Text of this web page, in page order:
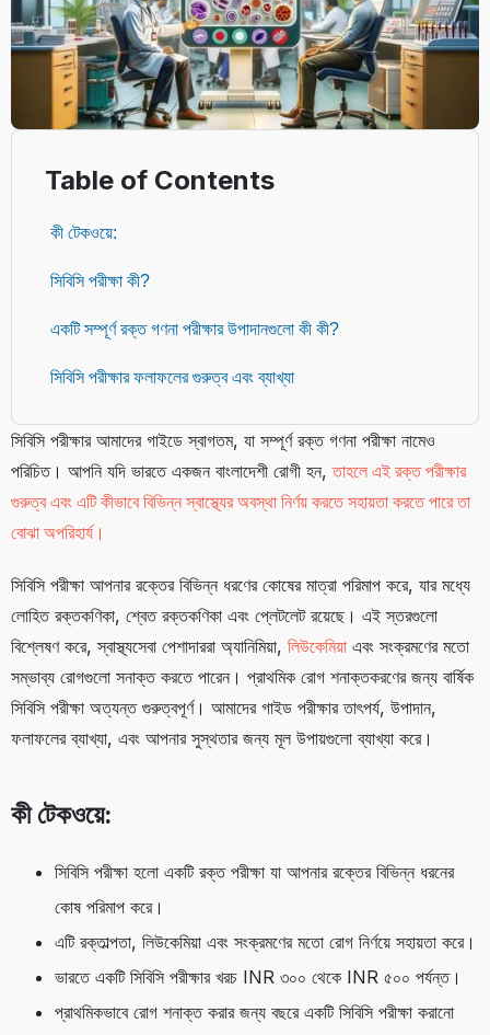
Table of Contents
কী টেকওয়ে:
সিবিসি পরীক্ষা কী?
একটি সম্পূর্ণ রক্ত ​​​​গণনা পরীক্ষার উপাদানগুলো কী কী?
সিবিসি পরীক্ষার ফলাফলের গুরুত্ব এবং ব্যাখ্যা
সিবিসি পরীক্ষার আমাদের গাইডে স্বাগতম, যা সম্পূর্ণ রক্ত ​​গণনা পরীক্ষা নামেও
পরিচিত। আপনি যদি ভারতে একজন বাংলাদেশী রোগী হন,তাহলে এই রক্ত ​​​​পরীক্ষার
গুরুত্ব এবং এটি কীভাবে বিভিন্ন স্বাস্থ্যের অবস্থা নির্ণয় করতে সহায়তা করতে পারে তা
বোঝা অপরিহার্য।
সিবিসি পরীক্ষা আপনার রক্তের বিভিন্ন ধরণের কোষের মাত্রা পরিমাপ করে, যার মধ্যে
লোহিত রক্তকণিকা, শ্বেত রক্তকণিকা এবং প্লেটলেট রয়েছে। এই স্তরগুলো
বিশ্লেষণ করে, স্বাস্থ্যসেবা পেশাদাররা অ্যানিমিয়া, লিউকেমিয়া এবং সংক্রমণের মতো
সম্ভাব্য রোগগুলো সনাক্ত করতে পারেন। প্রাথমিক রোগ শনাক্তকরণের জন্য বার্ষিক
সিবিসি পরীক্ষা অত্যন্ত গুরুত্বপূর্ণ। আমাদের গাইড পরীক্ষার তাৎপর্য, উপাদান,
ফলাফলের ব্যাখ্যা, এবং আপনার সুস্থতার জন্য মূল উপায়গুলো ব্যাখ্যা করে।
কী টেকওয়ে:
সিবিসি পরীক্ষা হলো একটি রক্ত ​​পরীক্ষা যা আপনার রক্তের বিভিন্ন ধরনের
কোষ পরিমাপ করে।
এটি রক্তাল্পতা, লিউকেমিয়া এবং সংক্রমণের মতো রোগ নির্ণয়ে সহায়তা করে।
ভারতে একটি সিবিসি পরীক্ষার খরচ INR ৩০০ থেকে INR ৫০০ পর্যন্ত।
প্রাথমিকভাবে রোগ শনাক্ত করার জন্য বছরে একটি সিবিসি পরীক্ষা করানো